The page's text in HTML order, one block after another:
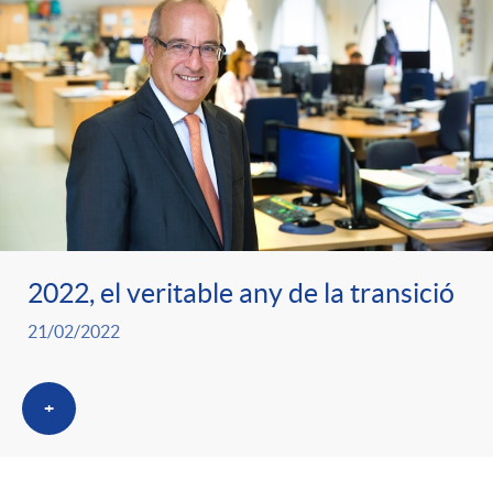
2022, el veritable any de la transició
21/02/2022
+